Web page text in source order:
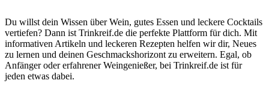
Du willst dein Wissen über Wein, gutes Essen und leckere Cocktails
vertiefen? Dann ist Trinkreif.de die perfekte Plattform für dich. Mit
informativen Artikeln und leckeren Rezepten helfen wir dir, Neues
zu lernen und deinen Geschmackshorizont zu erweitern. Egal, ob
Anfänger oder erfahrener Weingenießer, bei Trinkreif.de ist für
jeden etwas dabei.